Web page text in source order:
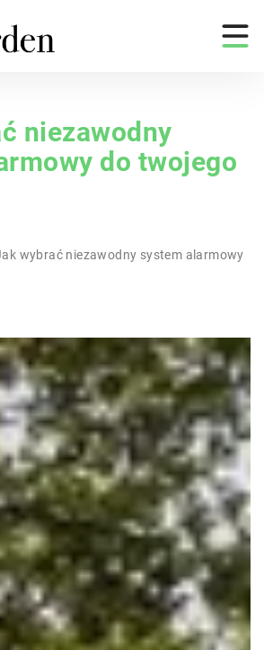
niezawodny
do twojego
wybrać niezawodny system alarmowy